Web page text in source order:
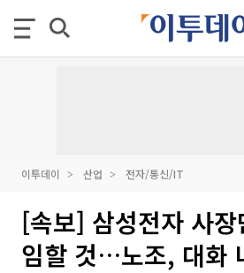
이투데이 산업 전자/통신/IT
[속보] 삼성전자 사
임할 것…노조, 대화